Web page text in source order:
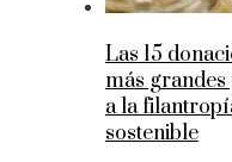
Las 15
más
a la
sostenible